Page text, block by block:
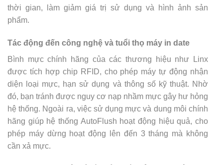
thời gian, làm giảm giá trị sử dụng và hình ảnh sản
phẩm.
Tác động đến công nghệ và tuổi thọ máy in date
Bình mực chính hãng của các thương hiệu như Linx
được tích hợp chip RFID, cho phép máy tự động nhận
diện loại mực, hạn sử dụng và thông số kỹ thuật. Nhờ
đó, bạn tránh được nguy cơ nạp nhầm mực gây hư hỏng
hệ thống. Ngoài ra, việc sử dụng mực và dung môi chính
hãng giúp hệ thống AutoFlush hoạt động hiệu quả, cho
phép máy dừng hoạt động lên đến 3 tháng mà không
cần xả mực.